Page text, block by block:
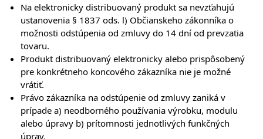
Na elektronicky distribuovaný produkt sa nevzťahujú
ustanovenia § 1837 ods. l) Občianskeho zákonníka o
možnosti odstúpenia od zmluvy do 14 dní od prevzatia
tovaru.
Produkt distribuovaný elektronicky alebo prispôsobený
pre konkrétneho koncového zákazníka nie je možné
vrátiť.
Právo zákazníka na odstúpenie od zmluvy zaniká v
prípade a) neodborného používania výrobku, modulu
alebo úpravy b) prítomnosti jednotlivých funkčných
úprav.